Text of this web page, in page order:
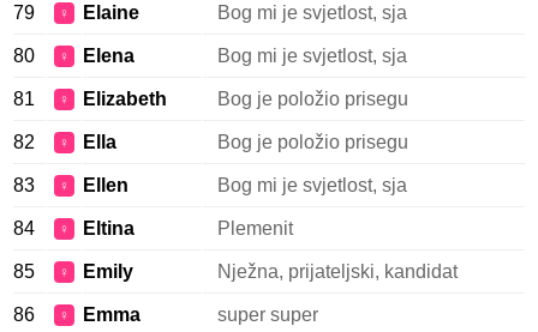
79 ♀ Elaine Bog mi je svjetlost, sja
80 ♀ Elena Bog mi je svjetlost, sja
81 ♀ Elizabeth Bog je položio prisegu
82 ♀ Ella Bog je položio prisegu
83 ♀ Ellen Bog mi je svjetlost, sja
84 ♀ Eltina Plemenit
85 ♀ Emily Nježna, prijateljski, kandidat
86 ♀ Emma super super